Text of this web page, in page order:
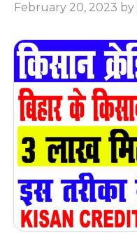
February 20, 2023 by